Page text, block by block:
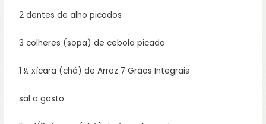
2 dentes de alho picados
3 colheres (sopa) de cebola picada
1 ½ xícara (chá) de Arroz 7 Grãos Integrais
sal a gosto